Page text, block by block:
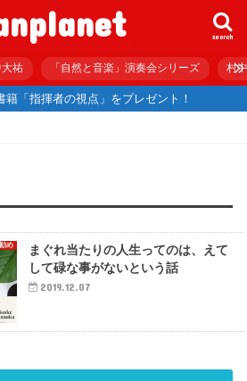
search
祐 「自然と音楽」演奏会シリーズ 村
籍「指揮者の視点」をプレゼント！
め
まぐれ当たりの人生ってのは、えて
して碌な事がないという話
2019.12.07